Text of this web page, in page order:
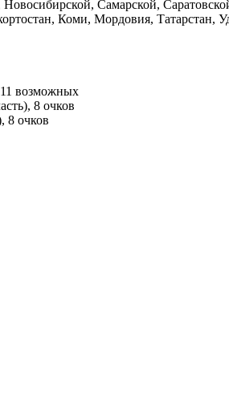
Самарской,
Коми, Мордовия,
возможных
8 очков
8 очков